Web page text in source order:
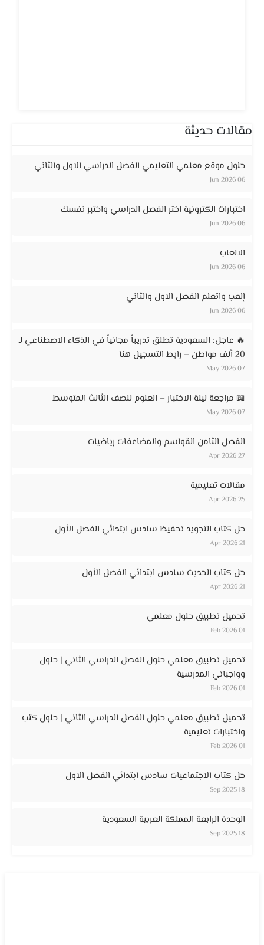
مقالات حديثة
حلول موقع معلمي التعليمي الفصل الدراسي الاول والثاني
06 Jun 2026
اختبارات الكترونية اختر الفصل الدراسي واختبر نفسك
06 Jun 2026
الالعاب
06 Jun 2026
إلعب واتعلم الفصل الاول والثاني
06 Jun 2026
🔥 عاجل: السعودية تطلق تدريباً مجانياً في الذكاء الاصطناعي لـ
20 ألف مواطن – رابط التسجيل هنا
07 May 2026
📖 مراجعة ليلة الاختبار – العلوم للصف الثالث المتوسط
07 May 2026
الفصل الثامن القواسم والمضاعفات رياضيات
27 Apr 2026
مقالات تعليمية
25 Apr 2026
حل كتاب التجويد تحفيظ سادس ابتدائي الفصل الأول
21 Apr 2026
حل كتاب الحديث سادس ابتدائي الفصل الأول
21 Apr 2026
تحميل تطبيق حلول معلمي
01 Feb 2026
تحميل تطبيق معلمي حلول الفصل الدراسي الثاني | حلول
وواجباتي المدرسية
01 Feb 2026
تحميل تطبيق معلمي حلول الفصل الدراسي الثاني | حلول كتب
واختبارات تعليمية
01 Feb 2026
حل كتاب الاجتماعيات سادس ابتدائي الفصل الاول
18 Sep 2025
الوحدة الرابعة المملكة العربية السعودية
18 Sep 2025